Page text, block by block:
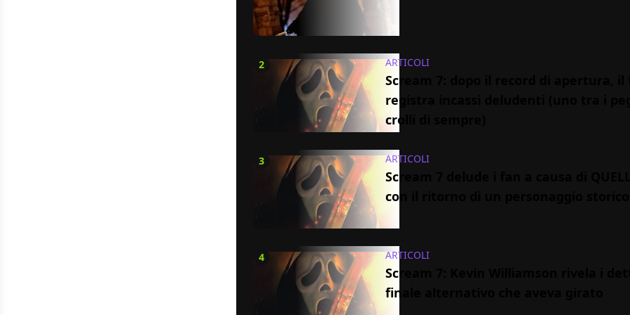
2 ARTICOLI
Scream 7: dopo il record di apertura, il
registra incassi deludenti (uno tra i
crolli di sempre)
3 ARTICOLI
Scream 7 delude i fan a causa di
con il ritorno di un personaggio storico
4 ARTICOLI
Scream 7: Kevin Williamson rivela i
finale alternativo che aveva girato